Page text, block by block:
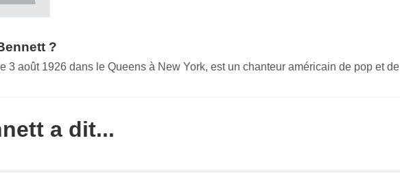
?
3 août 1926 dans le Queens à New York, est un chanteur américain de pop et de
a dit...